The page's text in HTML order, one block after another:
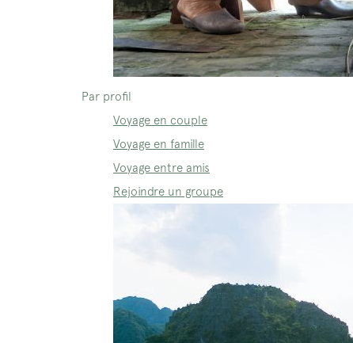
Par profil
Voyage en couple
Voyage en famille
Voyage entre amis
Rejoindre un groupe